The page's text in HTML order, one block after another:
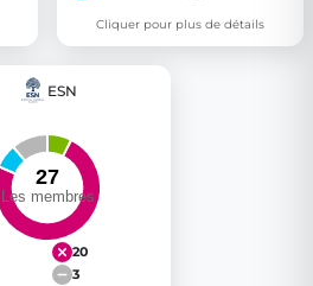
Cliquer pour plus de détails
ESN
20
3